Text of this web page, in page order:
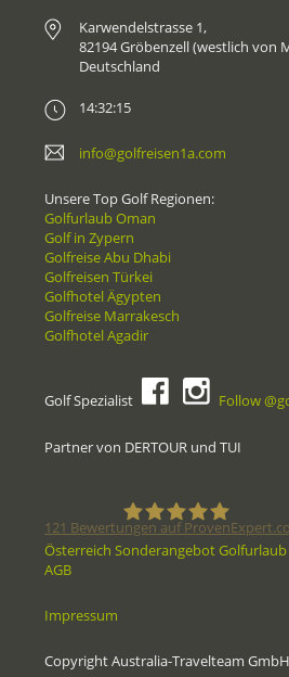
Karwendelstrasse 1,
82194 Gröbenzell (westlich von
Deutschland
14:32:15
info@golfreisen1a.com
Unsere Top Golf Regionen:
Golfurlaub Oman
Golf in Zypern
Golfreise Abu Dhabi
Golfreisen Türkei
Golfhotel Ägypten
Golfreise Marrakesch
Golfhotel Agadir
Golf Spezialist Follow
Partner von DERTOUR und TUI
121 Bewertungen auf
Österreich Sonderangebot Golfurlaub
AGB
Impressum
Copyright Australia-Travelteam GmbH